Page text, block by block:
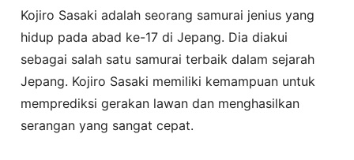
Kojiro Sasaki adalah seorang samurai jenius yang
hidup pada abad ke-17 di Jepang. Dia diakui
sebagai salah satu samurai terbaik dalam sejarah
Jepang. Kojiro Sasaki memiliki kemampuan untuk
memprediksi gerakan lawan dan menghasilkan
serangan yang sangat cepat.